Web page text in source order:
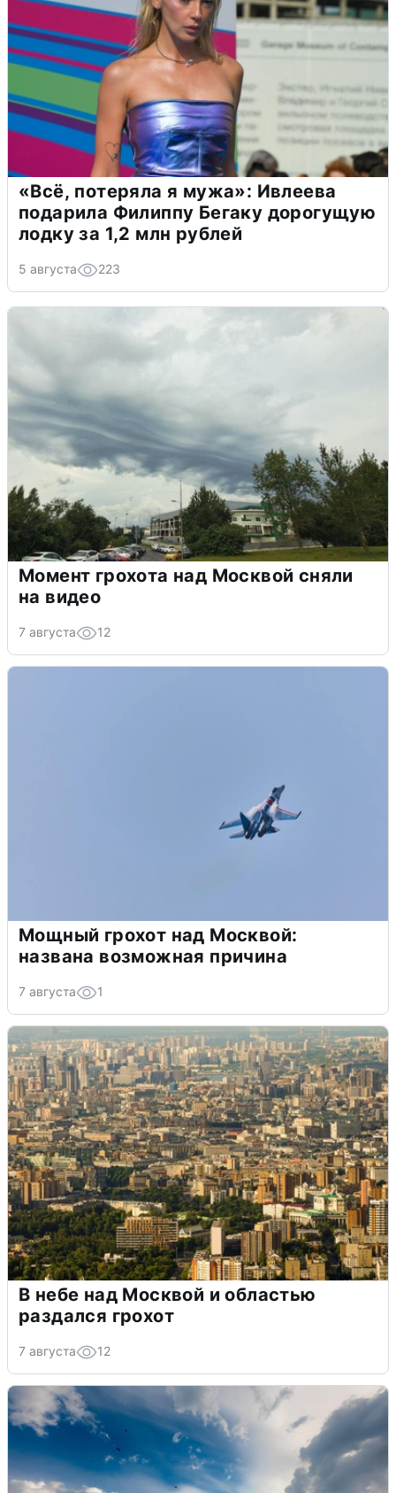
«Всё, потеряла я мужа»: Ивлеева
подарила Филиппу Бегаку дорогущую
лодку за 1,2 млн рублей
5 августа 223
Момент грохота над Москвой сняли
на видео
7 августа 12
Мощный грохот над Москвой:
названа возможная причина
7 августа 1
В небе над Москвой и областью
раздался грохот
7 августа 12